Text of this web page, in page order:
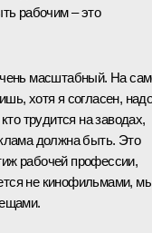
рабочим – это
масштабный. На
хотя я согласен,
трудится на заводах,
должна быть. Это
рабочей профессии,
не кинофильмами,